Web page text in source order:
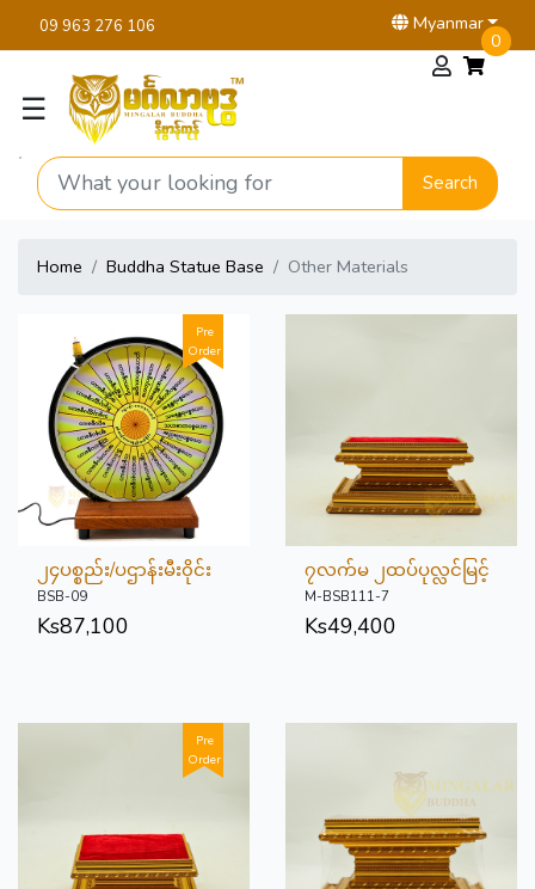
09 963 276 106 Myanmar
☰
Search
0
Home Buddha Statue Base Other Materials
Pre
Order
၂၄ပစ္စည်း/ပဌာန်းမီး၀ိုင်း
BSB-09
Ks87,100
၇လက်မ ၂ထပ်ပုလ္လင်မြင့်
M-BSB111-7
Ks49,400
Pre
Order